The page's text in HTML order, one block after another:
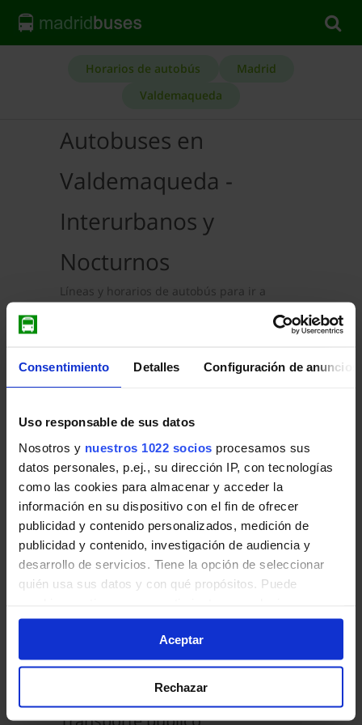
Consentimiento Detalles Configuración de anuncios
Uso responsable de sus datos
Nosotros y nuestros 1022 socios procesamos sus
datos personales, p.ej., su dirección IP, con tecnologías
como las cookies para almacenar y acceder la
información en su dispositivo con el fin de ofrecer
publicidad y contenido personalizados, medición de
publicidad y contenido, investigación de audiencia y
desarrollo de servicios. Tiene la opción de seleccionar
quién usa sus datos y con qué propósitos. Puede
momento desde la Declaración de cookies o clicando en
el Menú de consentimiento.
Si lo permite, también quisiéramos:
Aceptar
Rechazar
Horarios de autobús
Madrid
Valdemaqueda
Autobuses en
Valdemaqueda -
Interurbanos y
Nocturnos
Líneas y horarios de autobús para ir a
en Valdemaqueda
Líneas y horarios de Autobuses
640 San Lorenzo de El Escorial - Robledo de Chavela - Valdemaqueda
San Lorenzo de El Escorial - El Escorial -
645 Madrid (Moncloa) - Robledo de Chavela - Cebreros
Madrid - Las Rozas de Madrid - Villanueva
Valdemaqueda